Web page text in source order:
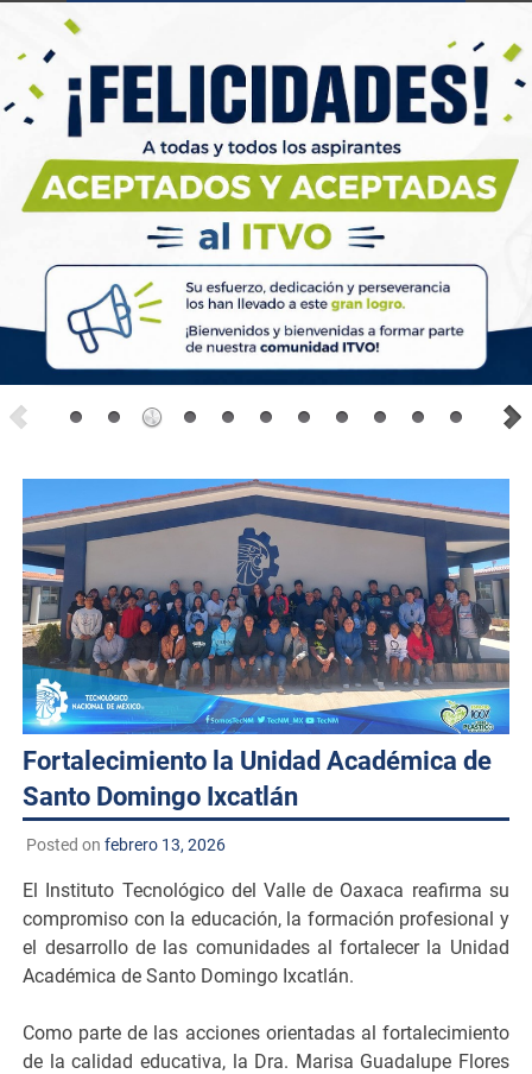
Fortalecimiento la Unidad Académica de
Santo Domingo Ixcatlán
Posted on febrero 13, 2026
El Instituto Tecnológico del Valle de Oaxaca reafirma su
compromiso con la educación, la formación profesional y
el desarrollo de las comunidades al fortalecer la Unidad
Académica de Santo Domingo Ixcatlán.
Como parte de las acciones orientadas al fortalecimiento
de la calidad educativa, la Dra. Marisa Guadalupe Flores